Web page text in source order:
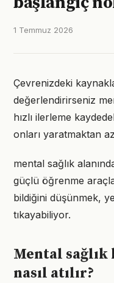
1 Temmuz 2026
Çevrenizdeki
değerlendirirseniz
hızlı ilerleme
onları yaratmaktan
mental sağlık
güçlü öğrenme
bildiğini düşünmek,
tıkayabiliyor.
Mental
nasıl atılır?